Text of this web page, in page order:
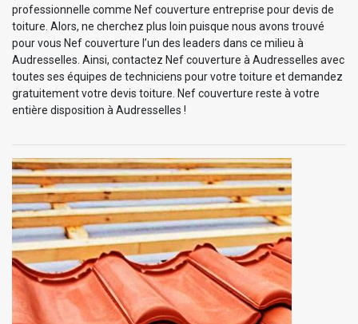
professionnelle comme Nef couverture entreprise pour devis de
toiture. Alors, ne cherchez plus loin puisque nous avons trouvé
pour vous Nef couverture l’un des leaders dans ce milieu à
Audresselles. Ainsi, contactez Nef couverture à Audresselles avec
toutes ses équipes de techniciens pour votre toiture et demandez
gratuitement votre devis toiture. Nef couverture reste à votre
entière disposition à Audresselles !